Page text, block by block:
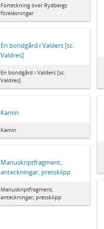
Förteckning över Rydbergs
föreläsningar
En bondgård i Valders [sc.
Valdres]
En bondgård i Valders [sc.
Valdres]
Kamin
Kamin
Manuskriptfragment,
anteckningar, pressklipp
Manuskriptfragment,
anteckningar, pressklipp